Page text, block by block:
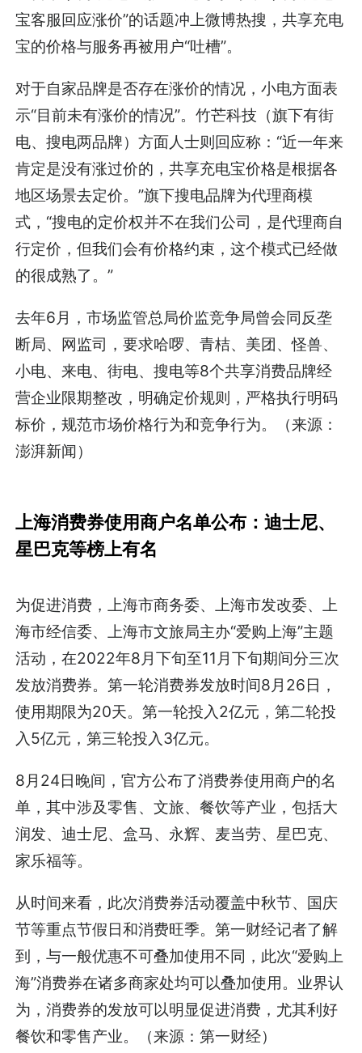
宝客服回应涨价”的话题冲上微博热搜，共享充电
宝的价格与服务再被用户“吐槽”。
对于自家品牌是否存在涨价的情况，小电方面表
示“目前未有涨价的情况”。竹芒科技（旗下有街
电、搜电两品牌）方面人士则回应称：“近一年来
肯定是没有涨过价的，共享充电宝价格是根据各
地区场景去定价。”旗下搜电品牌为代理商模
式，“搜电的定价权并不在我们公司，是代理商自
行定价，但我们会有价格约束，这个模式已经做
的很成熟了。”
去年6月，市场监管总局价监竞争局曾会同反垄
断局、网监司，要求哈啰、青桔、美团、怪兽、
小电、来电、街电、搜电等8个共享消费品牌经
营企业限期整改，明确定价规则，严格执行明码
标价，规范市场价格行为和竞争行为。（来源：
澎湃新闻）
上海消费券使用商户名单公布：迪士尼、
星巴克等榜上有名
为促进消费，上海市商务委、上海市发改委、上
海市经信委、上海市文旅局主办“爱购上海”主题
活动，在2022年8月下旬至11月下旬期间分三次
发放消费券。第一轮消费券发放时间8月26日，
使用期限为20天。第一轮投入2亿元，第二轮投
入5亿元，第三轮投入3亿元。
8月24日晚间，官方公布了消费券使用商户的名
单，其中涉及零售、文旅、餐饮等产业，包括大
润发、迪士尼、盒马、永辉、麦当劳、星巴克、
家乐福等。
从时间来看，此次消费券活动覆盖中秋节、国庆
节等重点节假日和消费旺季。第一财经记者了解
到，与一般优惠不可叠加使用不同，此次“爱购上
海”消费券在诸多商家处均可以叠加使用。业界认
为，消费券的发放可以明显促进消费，尤其利好
餐饮和零售产业。（来源：第一财经）